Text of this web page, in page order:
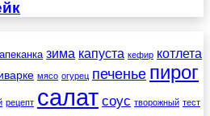
зима капуста кефир котлета
мясо огурец печенье пирог
рецепт салат соус творожный тест